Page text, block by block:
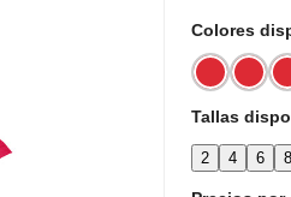
Colores
Tallas
2 4 6 8